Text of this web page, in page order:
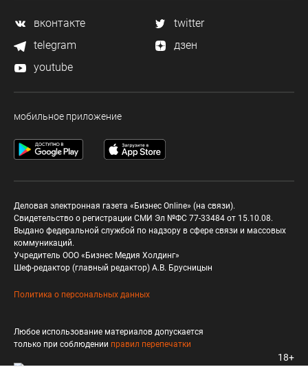
вконтакте
twitter
telegram
дзен
youtube
мобильное приложение
Деловая электронная газета «Бизнес Online» (на связи).
Свидетельство о регистрации СМИ Эл №ФС 77-33484 от 15.10.08.
Выдано федеральной службой по надзору в сфере связи и массовых
коммуникаций.
Учредитель ООО «Бизнес Медия Холдинг»
Шеф-редактор (главный редактор) А.В. Брусницын
Политика о персональных данных
Любое использование материалов допускается
только при соблюдении правил перепечатки
18+